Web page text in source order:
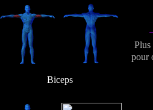
Plus
pour
Biceps